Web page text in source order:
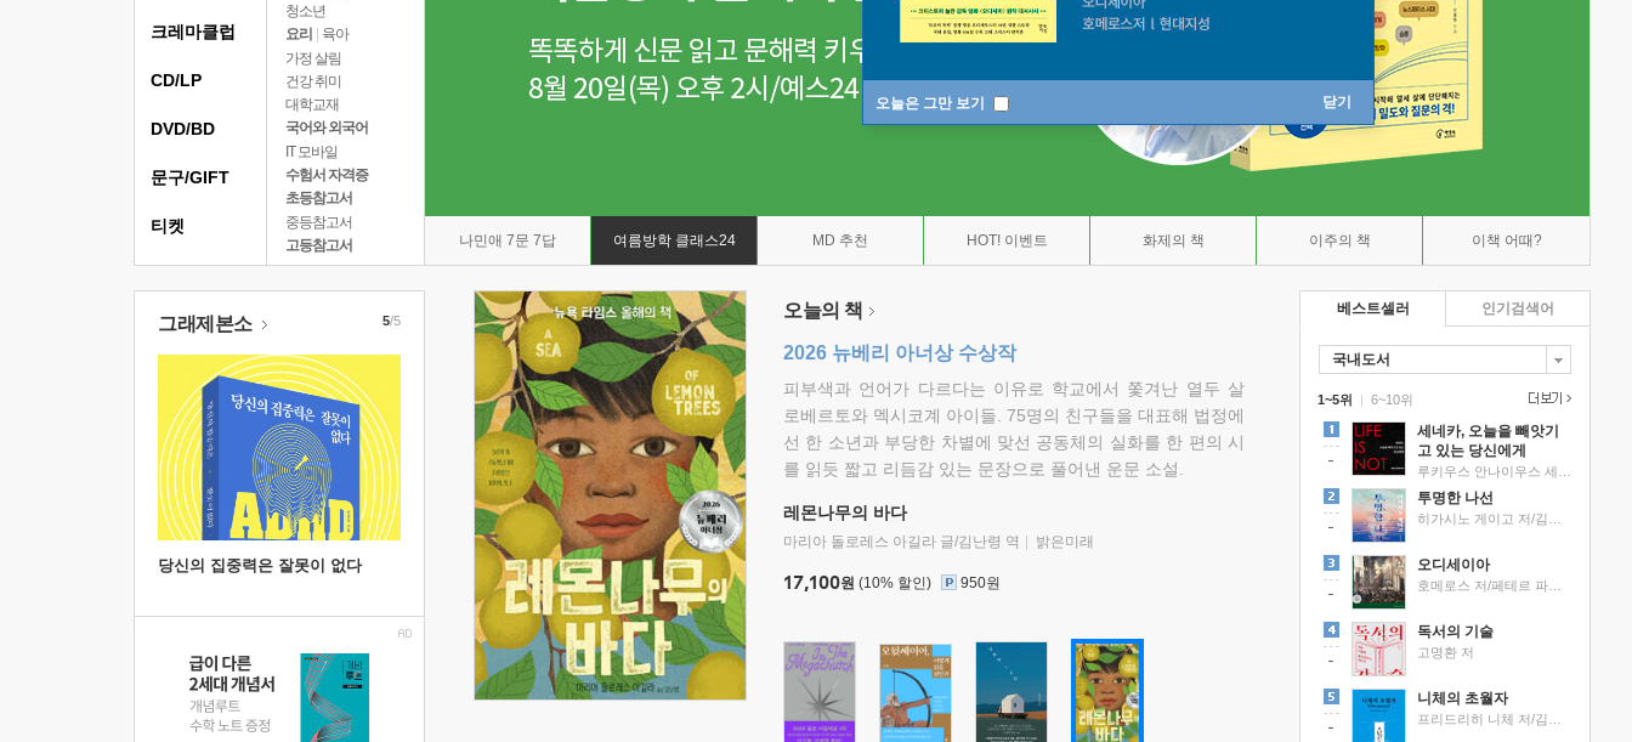
오늘은 그만 보기 닫기
청소년
요리
육아
가정 살림
건강 취미
대학교재
국어와 외국어
IT 모바일
수험서 자격증
초등참고서
중등참고서
고등참고서
나민애 7문 7답 여름방학 클래스24 MD 추천 HOT! 이벤트 화제의 책 이주의 책 이책 어때?
크레마클럽
CD/LP
DVD/BD
문구/GIFT
티켓
그래제본소
당신의 집중력은 잘못이 없다
5/5 오늘의 책
2026 뉴베리 아너상 수상작
피부색과 언어가 다르다는 이유로 학교에서 쫓겨난 열두 살
로베르토와 멕시코계 아이들. 75명의 친구들을 대표해 법정에
선 한 소년과 부당한 차별에 맞선 공동체의 실화를 한 편의 시
를 읽듯 짧고 리듬감 있는 문장으로 풀어낸 운문 소설.
레몬나무의 바다
마리아 돌로레스 아길라 글/김난령 역 밝은미래
17,100원 (10% 할인) 950원
베스트셀러
국내도서
1~5위 |
세네카, 오늘을 빼앗기
고 있는 당신에게
투명한 나선
오디세이아
독서의 기술
고명환 저
니체의 초월자
6~10위
인기검색어